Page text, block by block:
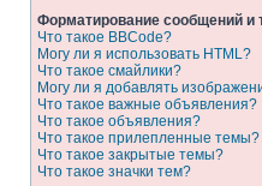
Форматирование сообщений и
Что такое BBCode?
Могу ли я использовать HTML?
Что такое смайлики?
Могу ли я добавлять
Что такое важные объявления?
Что такое объявления?
Что такое прилепленные темы?
Что такое закрытые темы?
Что такое значки тем?